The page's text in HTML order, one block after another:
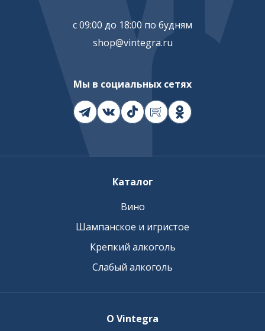
с 09:00 до 18:00 по будням
shop@vintegra.ru
Мы в социальных сетях
Каталог
Вино
Шампанское и игристое
Крепкий алкоголь
Слабый алкоголь
О Vintegra